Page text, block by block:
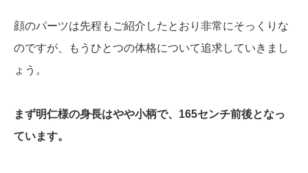
顔のパーツは先程もご紹介したとおり非常にそっくりな
のですが、もうひとつの体格について追求していきまし
ょう。
まず明仁様の身長はやや小柄で、165センチ前後となっ
ています。